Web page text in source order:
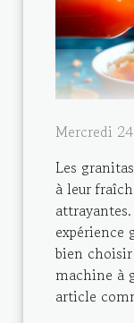
Mercredi
Les
à leur
expérience
bien choisir
machine à
article